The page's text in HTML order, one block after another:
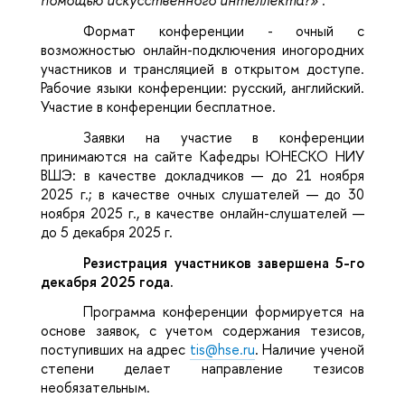
Формат конференции - очный с
возможностью онлайн-подключения иногородних
участников и трансляцией в открытом доступе.
Рабочие языки конференции: русский, английский.
Участие в конференции бесплатное.
Заявки на участие в конференции
принимаются на сайте Кафедры ЮНЕСКО НИУ
ВШЭ: в качестве докладчиков — до 21 ноября
2025 г.; в качестве очных слушателей — до 30
ноября 2025 г., в качестве онлайн-слушателей —
до 5 декабря 2025 г.
Резистрация участников завершена 5-го
декабря 2025 года.
Программа конференции формируется на
основе заявок, с учетом содержания тезисов,
поступивших на адрес tis@hse.ru. Наличие ученой
степени делает направление тезисов
необязательным.